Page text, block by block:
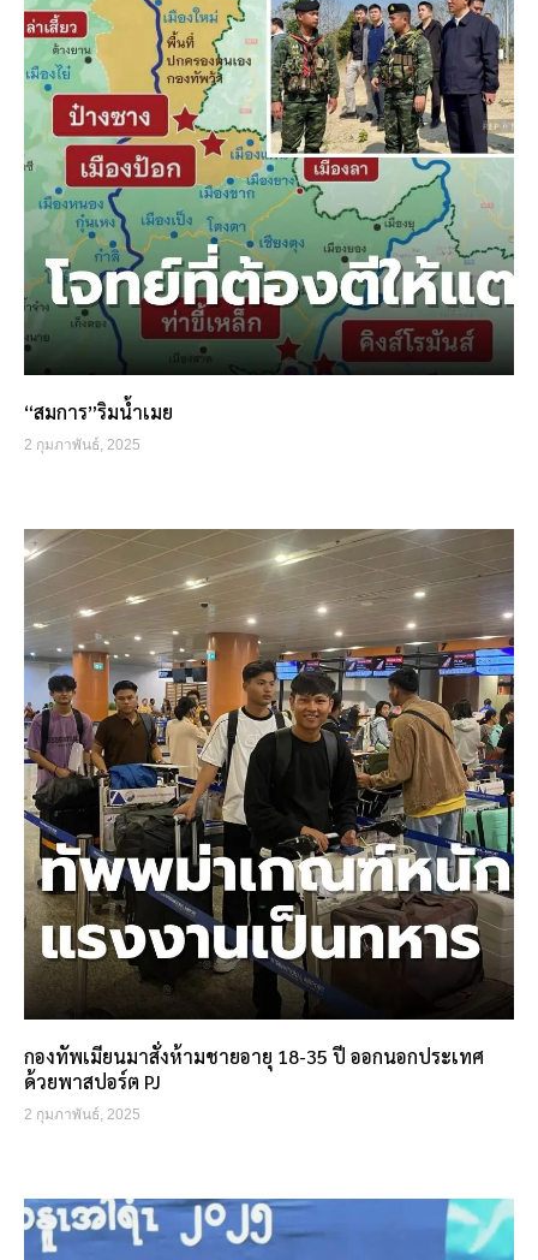
“สมการ”ริมน้ำเมย
2 กุมภาพันธ์, 2025
กองทัพเมียนมาสั่งห้ามชายอายุ 18-35 ปี ออกนอกประเทศ
ด้วยพาสปอร์ต PJ
2 กุมภาพันธ์, 2025